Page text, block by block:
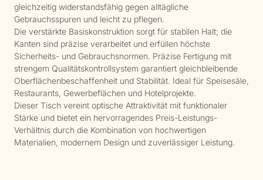
gleichzeitig widerstandsfähig gegen alltägliche
Gebrauchsspuren und leicht zu pflegen.
Die verstärkte Basiskonstruktion sorgt für stabilen Halt; die
Kanten sind präzise verarbeitet und erfüllen höchste
Sicherheits- und Gebrauchsnormen. Präzise Fertigung mit
strengem Qualitätskontrollsystem garantiert gleichbleibende
Oberflächenbeschaffenheit und Stabilität. Ideal für Speisesäle,
Restaurants, Gewerbeflächen und Hotelprojekte.
Dieser Tisch vereint optische Attraktivität mit funktionaler
Stärke und bietet ein hervorragendes Preis-Leistungs-
Verhältnis durch die Kombination von hochwertigen
Materialien, modernem Design und zuverlässiger Leistung.